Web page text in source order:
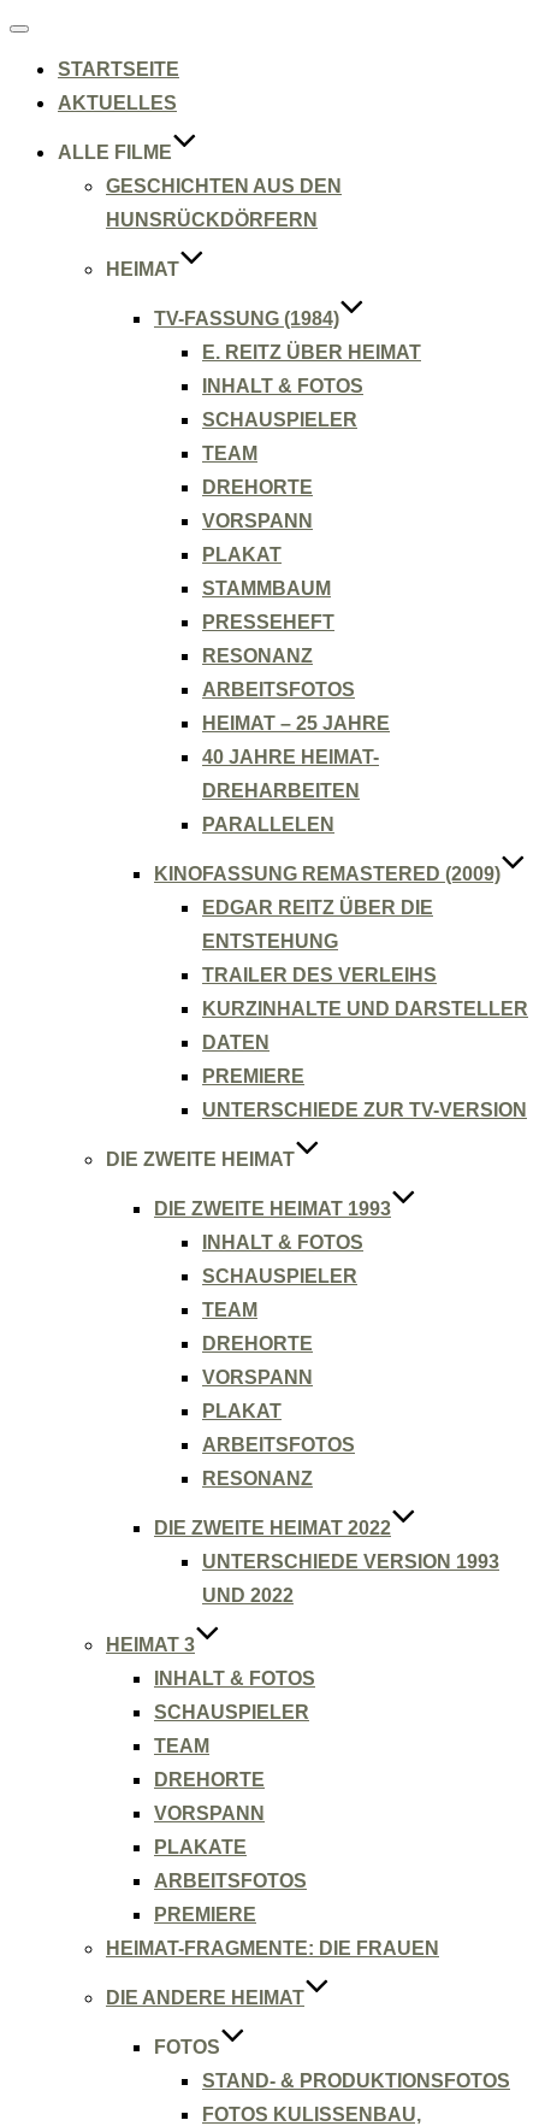
Navigation
STARTSEITE
AKTUELLES
ALLE FILME
GESCHICHTEN AUS DEN
HUNSRÜCKDÖRFERN
HEIMAT
TV-FASSUNG (1984)
E. REITZ ÜBER HEIMAT
INHALT & FOTOS
SCHAUSPIELER
TEAM
DREHORTE
VORSPANN
PLAKAT
STAMMBAUM
PRESSEHEFT
RESONANZ
ARBEITSFOTOS
HEIMAT – 25 JAHRE
40 JAHRE HEIMAT-
DREHARBEITEN
PARALLELEN
KINOFASSUNG REMASTERED (2009)
EDGAR REITZ ÜBER DIE
ENTSTEHUNG
TRAILER DES VERLEIHS
KURZINHALTE UND DARSTELLER
DATEN
PREMIERE
UNTERSCHIEDE ZUR TV-VERSION
DIE ZWEITE HEIMAT
DIE ZWEITE HEIMAT 1993
INHALT & FOTOS
SCHAUSPIELER
TEAM
DREHORTE
VORSPANN
PLAKAT
ARBEITSFOTOS
RESONANZ
DIE ZWEITE HEIMAT 2022
UNTERSCHIEDE VERSION 1993
UND 2022
HEIMAT 3
INHALT & FOTOS
SCHAUSPIELER
TEAM
DREHORTE
VORSPANN
PLAKATE
ARBEITSFOTOS
PREMIERE
HEIMAT-FRAGMENTE: DIE FRAUEN
DIE ANDERE HEIMAT
FOTOS
STAND- & PRODUKTIONSFOTOS
FOTOS KULISSENBAU,